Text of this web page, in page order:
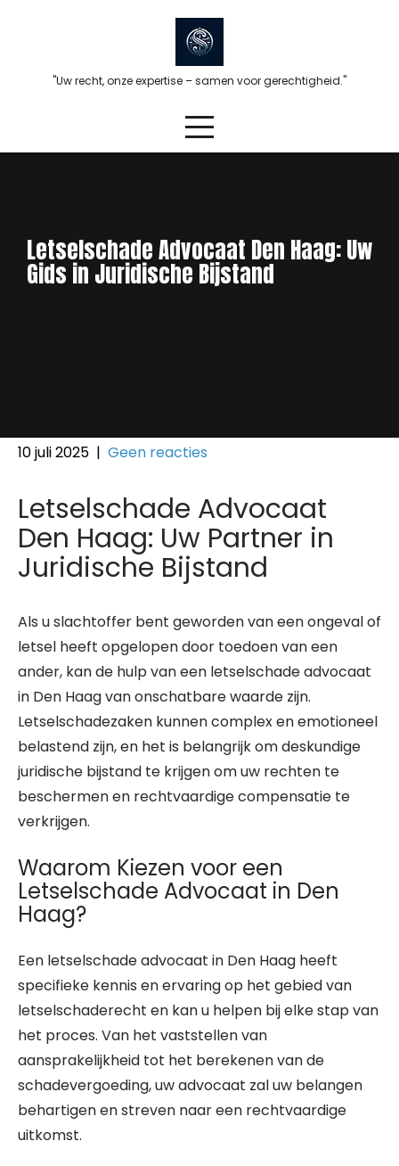
"Uw recht, onze expertise – samen voor gerechtigheid."
Letselschade Advocaat Den Haag: Uw
Gids in Juridische Bijstand
10 juli 2025 | Geen reacties
Letselschade Advocaat
Den Haag: Uw Partner in
Juridische Bijstand
Als u slachtoffer bent geworden van een ongeval of
letsel heeft opgelopen door toedoen van een
ander, kan de hulp van een letselschade advocaat
in Den Haag van onschatbare waarde zijn.
Letselschadezaken kunnen complex en emotioneel
belastend zijn, en het is belangrijk om deskundige
juridische bijstand te krijgen om uw rechten te
beschermen en rechtvaardige compensatie te
verkrijgen.
Waarom Kiezen voor een
Letselschade Advocaat in Den
Haag?
Een letselschade advocaat in Den Haag heeft
specifieke kennis en ervaring op het gebied van
letselschaderecht en kan u helpen bij elke stap van
het proces. Van het vaststellen van
aansprakelijkheid tot het berekenen van de
schadevergoeding, uw advocaat zal uw belangen
behartigen en streven naar een rechtvaardige
uitkomst.